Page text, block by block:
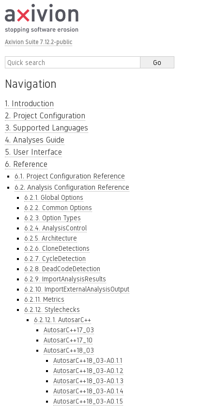
Axivion Suite 7.12.2-public
Navigation
1. Introduction
2. Project Configuration
3. Supported Languages
4. Analyses Guide
5. User Interface
6. Reference
6.1. Project Configuration Reference
6.2. Analysis Configuration Reference
6.2.1. Global Options
6.2.2. Common Options
6.2.3. Option Types
6.2.4. AnalysisControl
6.2.5. Architecture
6.2.6. CloneDetections
6.2.7. CycleDetection
6.2.8. DeadCodeDetection
6.2.9. ImportAnalysisResults
6.2.10. ImportExternalAnalysisOutput
6.2.11. Metrics
6.2.12. Stylechecks
6.2.12.1. AutosarC++
AutosarC++17_03
AutosarC++17_10
AutosarC++18_03
AutosarC++18_03-A0.1.1
AutosarC++18_03-A0.1.2
AutosarC++18_03-A0.1.3
AutosarC++18_03-A0.1.4
AutosarC++18_03-A0.1.5